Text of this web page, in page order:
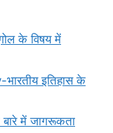
के विषय में
इतिहास के
में जागरूकता